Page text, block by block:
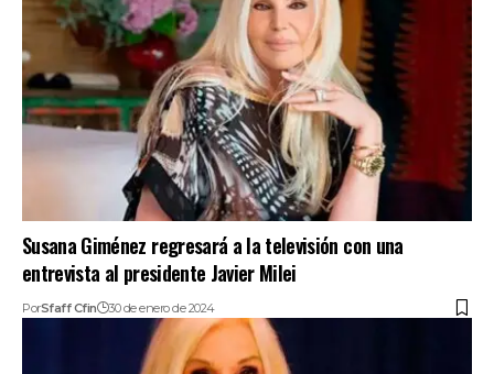
Susana Giménez regresará a la televisión con una
entrevista al presidente Javier Milei
PorSfaff Cfin 30 de enero de 2024